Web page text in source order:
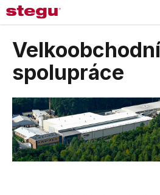
Přejít
na
obsah
Velkoobchodní
spolupráce
K
o
C
o
p
o
t
ř
e